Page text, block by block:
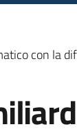
con la